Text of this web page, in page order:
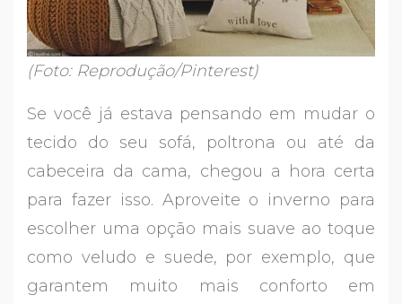
(Foto: Reprodução/Pinterest)
Se você já estava pensando em mudar o
tecido do seu sofá, poltrona ou até da
cabeceira da cama, chegou a hora certa
para fazer isso. Aproveite o inverno para
escolher uma opção mais suave ao toque
como veludo e suede, por exemplo, que
garantem muito mais conforto em